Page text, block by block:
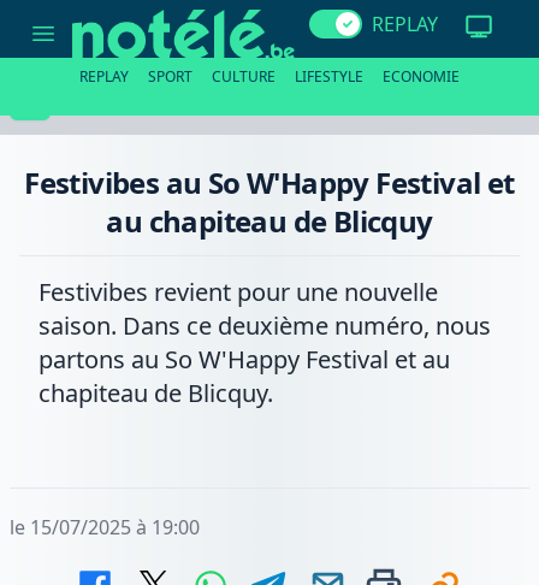
au
Blicquy
REPLAY
REPLAY SPORT CULTURE LIFESTYLE ECONOMIE
Festivibes au So W'Happy Festival et
au chapiteau de Blicquy
Festivibes revient pour une nouvelle
saison. Dans ce deuxième numéro, nous
partons au So W'Happy Festival et au
chapiteau de Blicquy.
le 15/07/2025 à 19:00